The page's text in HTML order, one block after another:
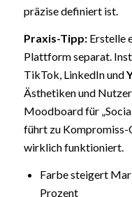
präzise definiert ist.
Praxis-Tipp:Erstelle
Plattform separat.
TikTok, LinkedIn und
Ästhetiken und
Moodboard für
führt zu
wirklich funktioniert.
Farbe steigert
Prozent